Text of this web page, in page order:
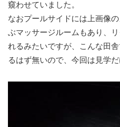
窺わせていました。
なおプールサイドには上画像
ぶマッサージルームもあり、
れるみたいですが、こんな田
るはず無いので、今回は見学